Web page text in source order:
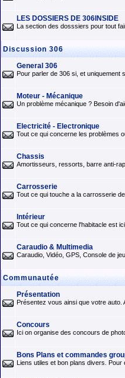
LES DOSSIERS DE 306INSIDE
La section des dosssiers pour tout
Discussion 306
General 306
Pour parler de 306 si, et uniquement
Moteur - Mécanique
Un problème mécanique ? Besoin
Electricité - Electronique
Tout ce qui concerne les problèmes
Chassis
Amortisseurs, ressorts, barre anti-
Carrosserie
Tout ce qui touche a la carrosserie
Intérieur
Tout ce qui concerne l'habitacle est ici
Caraudio & Multimedia
Caraudio, Vidéo, GPS, Console de
Communautée
Présentation
Présentez vous ainsi que votre auto.
Concours
Ici on organise des concours de
Bons Plans et commandes
Liens utiles et bon plans divers.